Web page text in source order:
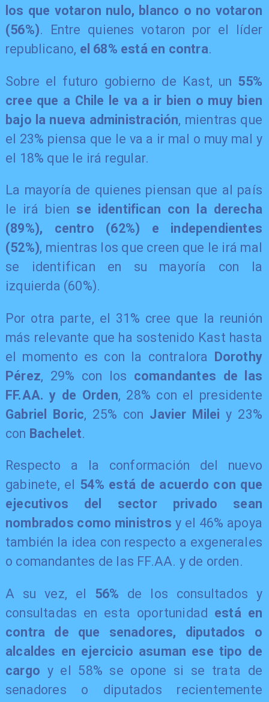
los que votaron nulo, blanco o no votaron
(56%). Entre quienes votaron por el líder
republicano, el 68% está en contra.
Sobre el futuro gobierno de Kast, un 55%
cree que a Chile le va a ir bien o muy bien
bajo la nueva administración, mientras que
el 23% piensa que le va a ir mal o muy mal y
el 18% que le irá regular.
La mayoría de quienes piensan que al país
le irá bien se identifican con la derecha
(89%), centro (62%) e independientes
(52%), mientras los que creen que le irá mal
se identifican en su mayoría con la
izquierda (60%).
Por otra parte, el 31% cree que la reunión
más relevante que ha sostenido Kast hasta
el momento es con la contralora Dorothy
Pérez, 29% con los comandantes de las
FF.AA. y de Orden, 28% con el presidente
Gabriel Boric, 25% con Javier Milei y 23%
con Bachelet.
Respecto a la conformación del nuevo
gabinete, el 54% está de acuerdo con que
ejecutivos del sector privado sean
nombrados como ministros y el 46% apoya
también la idea con respecto a exgenerales
o comandantes de las FF.AA. y de orden.
A su vez, el 56% de los consultados y
consultadas en esta oportunidad está en
contra de que senadores, diputados o
alcaldes en ejercicio asuman ese tipo de
cargo y el 58% se opone si se trata de
senadores o diputados recientemente